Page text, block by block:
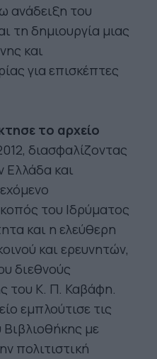
ανάδειξη του
τη δημιουργία μιας
και
για επισκέπτες
το αρχείο
διασφαλίζοντας
Ελλάδα και
του Ιδρύματος
και η ελεύθερη
και ερευνητών,
διεθνούς
του Κ. Π. Καβάφη.
εμπλούτισε τις
με
πολιτιστική